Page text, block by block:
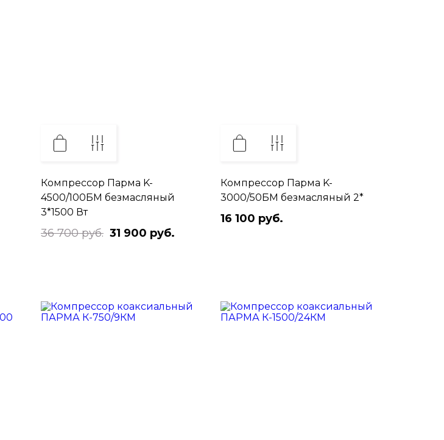
Компрессор Парма K-
4500/100БМ безмасляный
3*1500 Вт
36 700 руб. 31 900 руб.
Компрессор Парма K-
3000/50БМ безмасляный 2*
16 100 руб.